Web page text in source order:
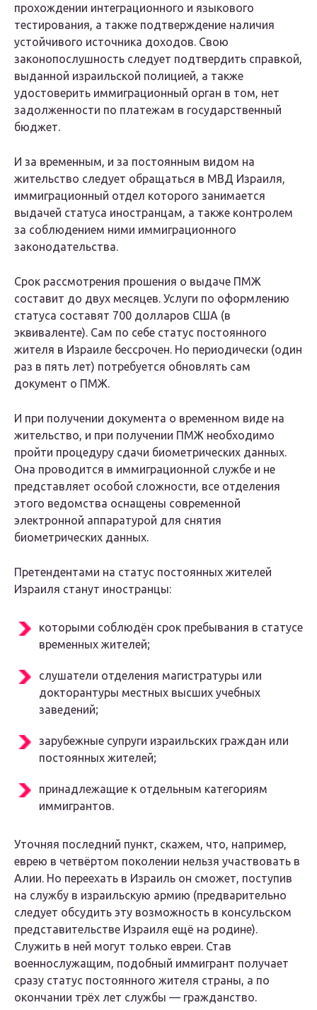
прохождении интеграционного и языкового
тестирования, а также подтверждение наличия
устойчивого источника доходов. Свою
законопослушность следует подтвердить справкой,
выданной израильской полицией, а также
удостоверить иммиграционный орган в том, нет
задолженности по платежам в государственный
бюджет.
И за временным, и за постоянным видом на
жительство следует обращаться в МВД Израиля,
иммиграционный отдел которого занимается
выдачей статуса иностранцам, а также контролем
за соблюдением ними иммиграционного
законодательства.
Срок рассмотрения прошения о выдаче ПМЖ
составит до двух месяцев. Услуги по оформлению
статуса составят 700 долларов США (в
эквиваленте). Сам по себе статус постоянного
жителя в Израиле бессрочен. Но периодически (один
раз в пять лет) потребуется обновлять сам
документ о ПМЖ.
И при получении документа о временном виде на
жительство, и при получении ПМЖ необходимо
пройти процедуру сдачи биометрических данных.
Она проводится в иммиграционной службе и не
представляет особой сложности, все отделения
этого ведомства оснащены современной
электронной аппаратурой для снятия
биометрических данных.
Претендентами на статус постоянных жителей
Израиля станут иностранцы:
которыми соблюдён срок пребывания в статусе
временных жителей;
слушатели отделения магистратуры или
докторантуры местных высших учебных
заведений;
зарубежные супруги израильских граждан или
постоянных жителей;
принадлежащие к отдельным категориям
иммигрантов.
Уточняя последний пункт, скажем, что, например,
еврею в четвёртом поколении нельзя участвовать в
Алии. Но переехать в Израиль он сможет, поступив
на службу в израильскую армию (предварительно
следует обсудить эту возможность в консульском
представительстве Израиля ещё на родине).
Служить в ней могут только евреи. Став
военнослужащим, подобный иммигрант получает
сразу статус постоянного жителя страны, а по
окончании трёх лет службы — гражданство.